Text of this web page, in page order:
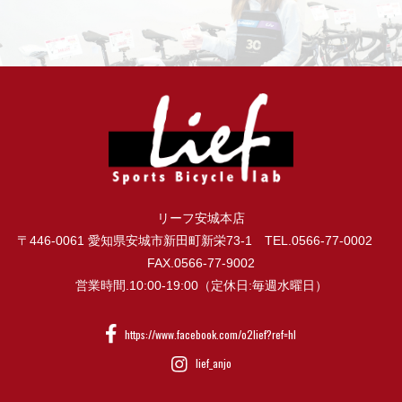
リーフ安城本店
〒446-0061 愛知県安城市新田町新栄73-1 TEL.0566-77-0002
FAX.0566-77-9002
営業時間.10:00-19:00（定休日:毎週水曜日）
https://www.facebook.com/o2lief?ref=hl
lief_anjo